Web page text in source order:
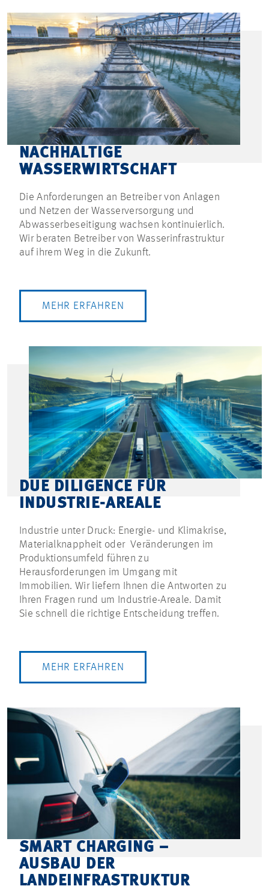
NACHHALTIGE
WASSERWIRTSCHAFT
Die Anforderungen an Betreiber von Anlagen
und Netzen der Wasserversorgung und
Abwasserbeseitigung wachsen kontinuierlich.
Wir beraten Betreiber von Wasserinfrastruktur
auf ihrem Weg in die Zukunft.
MEHR ERFAHREN
DUE DILIGENCE FÜR
INDUSTRIE-AREALE
Industrie unter Druck: Energie- und Klimakrise,
Materialknappheit oder Veränderungen im
Produktionsumfeld führen zu
Herausforderungen im Umgang mit
Immobilien. Wir liefern Ihnen die Antworten zu
Ihren Fragen rund um Industrie-Areale. Damit
Sie schnell die richtige Entscheidung treffen.
MEHR ERFAHREN
SMART CHARGING –
AUSBAU DER
LANDEINFRASTRUKTUR